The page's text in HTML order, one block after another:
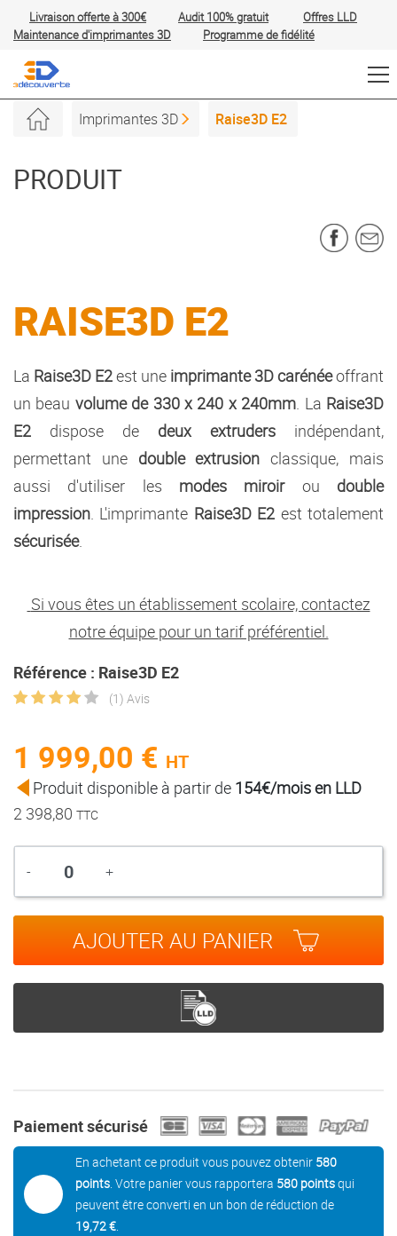
Livraison offerte à 300€ Audit 100% gratuit Offres LLD
Maintenance d'imprimantes 3D
Programme de fidélité
Imprimantes 3D Raise3D E2
PRODUIT
RAISE3D E2
La Raise3D E2est une imprimante 3Dcarénéeoffrant
un beau volume de 330 x 240 x 240mm. La Raise3D
E2 dispose de deux extruders indépendant,
permettant une double extrusion classique, mais
aussi d'utiliser les modes miroirou double
impression. L'imprimante Raise3D E2 est totalement
sécurisée.
Si vous êtes un établissement scolaire, contactez
notre équipe pour un tarif préférentiel.
Référence : Raise3D E2
(1) Avis
1 999,00 € HT
Produit disponible à partir de 154€/mois en LLD
2 398,80 TTC
Quantité
- +
AJOUTER AU PANIER
Paiement sécurisé
En achetant ce produit vous pouvez obtenir 580
points. Votre panier vous rapportera 580 pointsqui
peuvent être converti en un bon de réduction de
19,72 €.